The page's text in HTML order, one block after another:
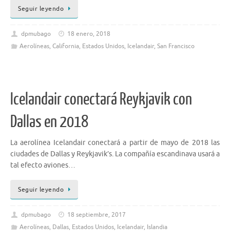
Seguir leyendo
dpmubago
18 enero, 2018
Aerolíneas, California, Estados Unidos, Icelandair, San Francisco
Icelandair conectará Reykjavik con
Dallas en 2018
La aerolínea Icelandair conectará a partir de mayo de 2018 las
ciudades de Dallas y Reykjavik’s. La compañía escandinava usará a
tal efecto aviones…
Seguir leyendo
dpmubago
18 septiembre, 2017
Aerolíneas, Dallas, Estados Unidos, Icelandair, Islandia